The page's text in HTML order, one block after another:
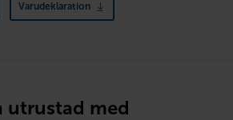
Varudeklaration
utrustad med